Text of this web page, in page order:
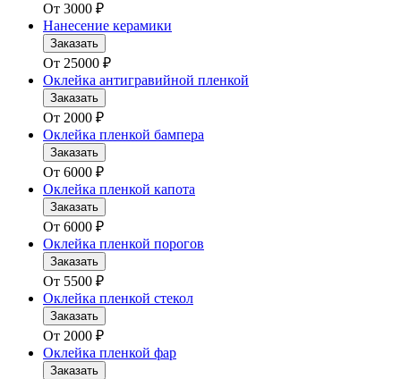
От 3000 ₽
Нанесение керамики
Заказать
От 25000 ₽
Оклейка антигравийной пленкой
Заказать
От 2000 ₽
Оклейка пленкой бампера
Заказать
От 6000 ₽
Оклейка пленкой капота
Заказать
От 6000 ₽
Оклейка пленкой порогов
Заказать
От 5500 ₽
Оклейка пленкой стекол
Заказать
От 2000 ₽
Оклейка пленкой фар
Заказать